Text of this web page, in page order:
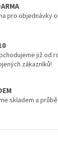
pro objednávky
již od
zákazníků!
skladem a